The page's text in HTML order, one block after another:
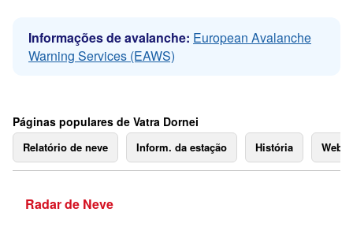
Informações de avalanche: European Avalanche
Warning Services (EAWS)
Páginas populares de Vatra Dornei
Relatório de neve Inform. da estação História
Radar de Neve